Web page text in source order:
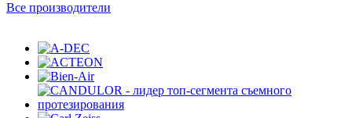
Все производители